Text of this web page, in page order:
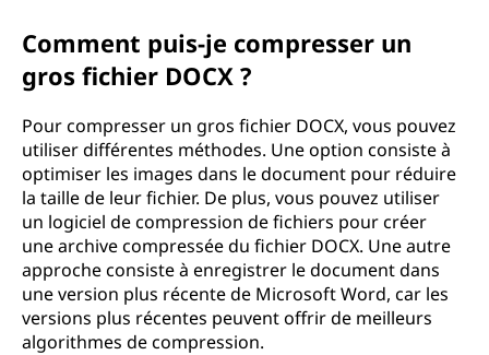
Comment puis-je compresser un
gros fichier DOCX ?
Pour compresser un gros fichier DOCX, vous pouvez
utiliser différentes méthodes. Une option consiste à
optimiser les images dans le document pour réduire
la taille de leur fichier. De plus, vous pouvez utiliser
un logiciel de compression de fichiers pour créer
une archive compressée du fichier DOCX. Une autre
approche consiste à enregistrer le document dans
une version plus récente de Microsoft Word, car les
versions plus récentes peuvent offrir de meilleurs
algorithmes de compression.